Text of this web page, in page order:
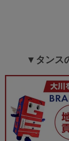
商品のお届け
また、商品に
れしく思ってお
ご愛用いただ
またのご利用、
▼タンス